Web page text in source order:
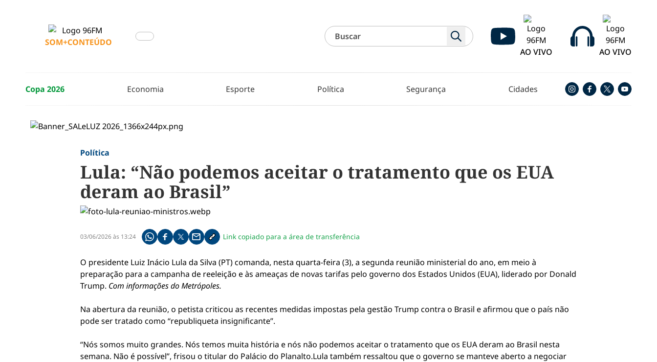
SOM+CONTEÚDO
AO VIVO
AO VIVO
Copa 2026 Economia Esporte Política Segurança Cidades
Política
Lula: “Não podemos aceitar o tratamento que os EUA
deram ao Brasil”
03/06/2026 às 13:24 Compartilhe pelo whatsapp
Compartilhar no facebook
Compartilhar no twitter
Compartilhe pelo email
Copiar link da notícia
Link copiado para a área de transferência
O presidente Luiz Inácio Lula da Silva (PT) comanda, nesta quarta-feira (3), a segunda reunião ministerial do ano, em meio à
preparação para a campanha de reeleição e às ameaças de novas tarifas pelo governo dos Estados Unidos (EUA), liderado por Donald
Trump. Com informações do Metrópoles.
Na abertura da reunião, o petista criticou as recentes medidas impostas pela gestão Trump contra o Brasil e afirmou que o país não
pode ser tratado como “republiqueta insignificante”.
“Nós somos muito grandes. Nós temos muita história e nós não podemos aceitar o tratamento que os EUA deram ao Brasil nesta
semana. Não é possível”, frisou o titular do Palácio do Planalto.Lula também ressaltou que o governo se manteve aberto a negociar